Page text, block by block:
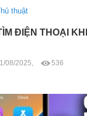
thuật
ĐIỆN THOẠI
08/2025, 536